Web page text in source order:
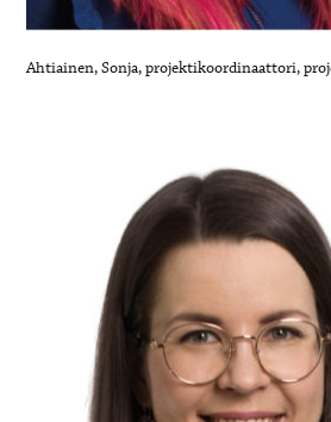
Ahtiainen, Sonja, projektikoordinaattori,